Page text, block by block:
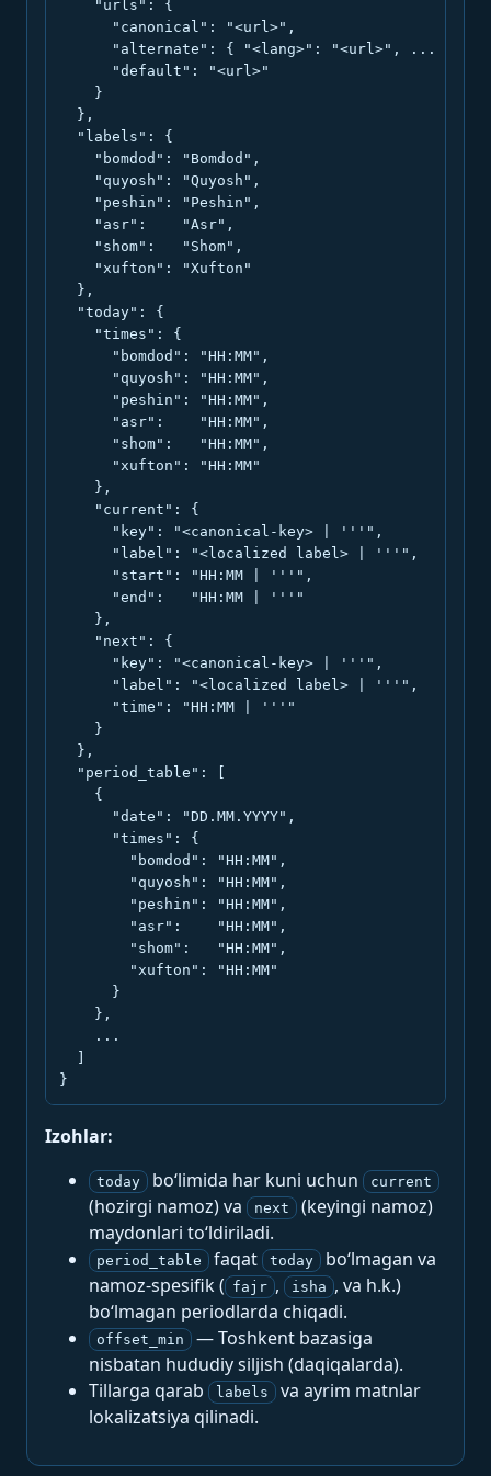
    "urls": {
      "canonical": "<url>",
      "alternate": { "<lang>": "<url>", ... },
      "default": "<url>"
    }
  },
  "labels": {
    "bomdod": "Bomdod",
    "quyosh": "Quyosh",
    "peshin": "Peshin",
    "asr":    "Asr",
    "shom":   "Shom",
    "xufton": "Xufton"
  },
  "today": {
    "times": {
      "bomdod": "HH:MM",
      "quyosh": "HH:MM",
      "peshin": "HH:MM",
      "asr":    "HH:MM",
      "shom":   "HH:MM",
      "xufton": "HH:MM"
    },
    "current": {
      "key": "<canonical-key> | '''",
      "label": "<localized label> | '''",
      "start": "HH:MM | '''",
      "end":   "HH:MM | '''"
    },
    "next": {
      "key": "<canonical-key> | '''",
      "label": "<localized label> | '''",
      "time": "HH:MM | '''"
    }
  },
  "period_table": [
    {
      "date": "DD.MM.YYYY",
      "times": {
        "bomdod": "HH:MM",
        "quyosh": "HH:MM",
        "peshin": "HH:MM",
        "asr":    "HH:MM",
        "shom":   "HH:MM",
        "xufton": "HH:MM"
      }
    },
    ...
}
Izohlar:
today bo‘limida har kuni uchun current
(hozirgi namoz) va next
(keyingi namoz)
maydonlari to‘ldiriladi.
period_table faqat today
bo‘lmagan va
namoz-spesifik ( fajr , isha , va h.k.)
bo‘lmagan periodlarda chiqadi.
offset_min
— Toshkent bazasiga
nisbatan hududiy siljish (daqiqalarda).
Tillarga qarab
labels
va ayrim matnlar
lokalizatsiya qilinadi.